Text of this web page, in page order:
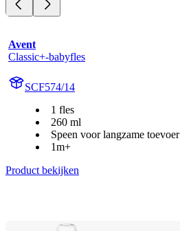
Avent
Classic+-babyfles
SCF574/14
1 fles
260 ml
Speen voor langzame toevoer
1m+
Product bekijken